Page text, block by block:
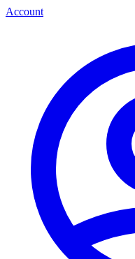
Account